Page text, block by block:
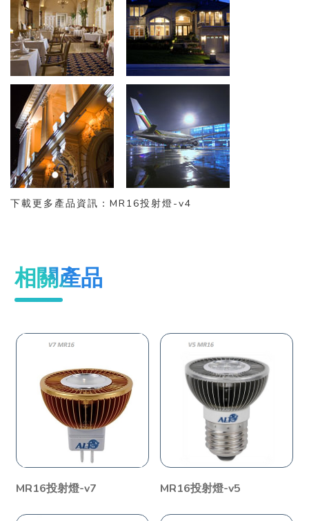
下載更多產品資訊： MR16投射燈-v4
相關產品
MR16投射燈-v7 MR16投射燈-v5